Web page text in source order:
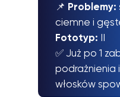
📌 Problemy:
ciemne i
Fototyp: II
✅ Już po 1
podrażnienia
włosków